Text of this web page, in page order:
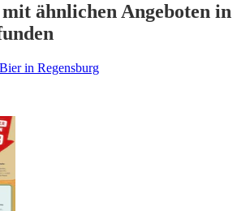
ähnlichen Angeboten in
Bier in Regensburg